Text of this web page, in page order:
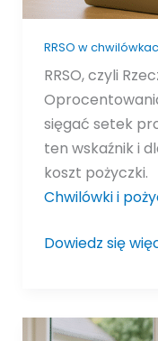
RRSO w
RRSO, czyli
sięgać setek
ten wskaźnik i
koszt pożyczki.
Chwilówki i
Dowiedz się
Jak